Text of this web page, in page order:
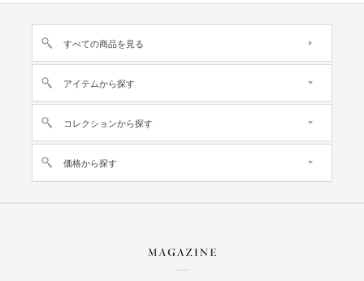
すべての商品を見る
アイテムから探す
コレクションから探す
価格から探す